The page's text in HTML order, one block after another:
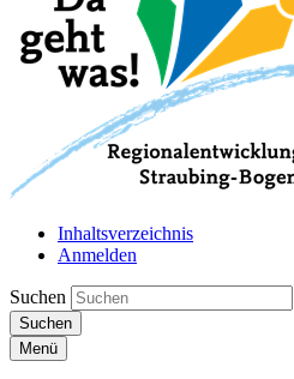
Inhaltsverzeichnis
Anmelden
Suchen
Suchen
Menü